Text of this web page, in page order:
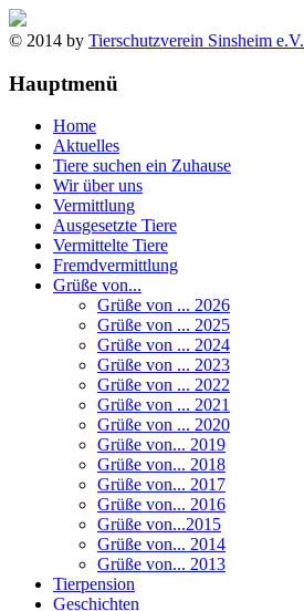
© 2014 by Tierschutzverein Sinsheim e.V.
Hauptmenü
Home
Aktuelles
Tiere suchen ein Zuhause
Wir über uns
Vermittlung
Ausgesetzte Tiere
Vermittelte Tiere
Fremdvermittlung
Grüße von...
Grüße von ... 2026
Grüße von ... 2025
Grüße von ... 2024
Grüße von ... 2023
Grüße von ... 2022
Grüße von ... 2021
Grüße von ... 2020
Grüße von... 2019
Grüße von... 2018
Grüße von... 2017
Grüße von... 2016
Grüße von...2015
Grüße von... 2014
Grüße von... 2013
Tierpension
Geschichten